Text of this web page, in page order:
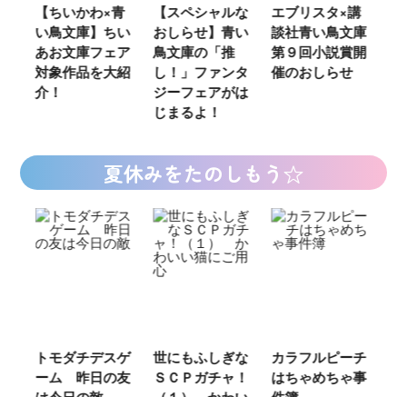
【スペシャルな
おしらせ】青い
鳥文庫の「推
し！」ファンタ
ジーフェアがは
エブリスタ×講
談社青い鳥文庫
第９回小説賞開
催のおしらせ
【速報】『黒魔
女さんが通
る‼』ついにコ
ミカライズ！
夏休みをたのしもう☆
世にもふしぎな
ＳＣＰガチャ！
カラフルピーチ
はちゃめちゃ事
長浜高校水族館
部！